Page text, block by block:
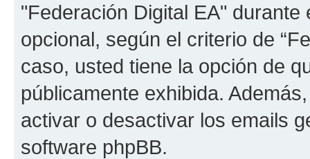
"Federación Digital EA"
opcional, según el criterio de
caso, usted tiene la opción de
públicamente exhibida.
activar o desactivar los emails
software phpBB.